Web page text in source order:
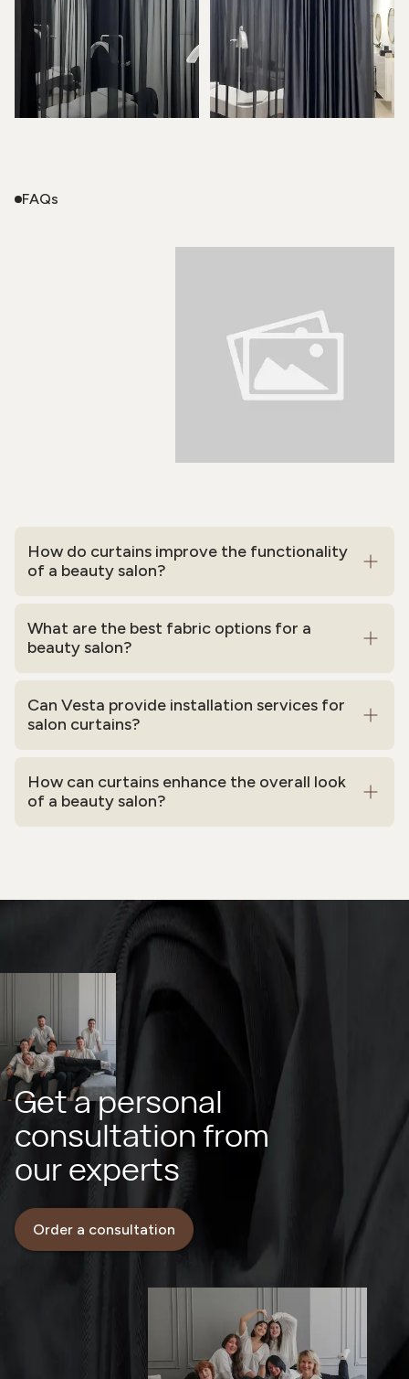
FAQs
How do curtains improve the functionality
of a beauty salon?
What are the best fabric options for a
beauty salon?
Can Vesta provide installation services for
salon curtains?
How can curtains enhance the overall look
of a beauty salon?
Get a personal
consultation from
our experts
Order a consultation